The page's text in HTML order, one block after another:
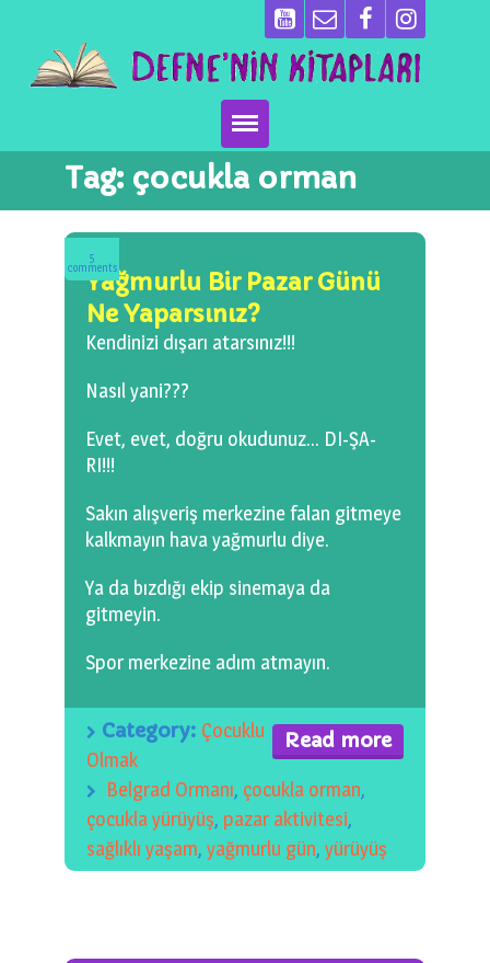
Ana Sayfa
Kitaplarımız
Ben Kimim?
Emeği Geçenler
Neler Yapıyoruz?
Basın
0 km.Bızdıklar Yazılarım
Filmlerimiz
Hadi Bize Yazın
Tag: çocukla orman
5
comments
Yağmurlu Bir Pazar Günü
Ne Yaparsınız?
Kendinizi dışarı atarsınız!!!
Nasıl yani???
Evet, evet, doğru okudunuz… DI-ŞA-
RI!!!
Sakın alışveriş merkezine falan gitmeye
kalkmayın hava yağmurlu diye.
Ya da bızdığı ekip sinemaya da
gitmeyin.
Spor merkezine adım atmayın.
Read more
Category: Çocuklu
Olmak
Belgrad Ormanı, çocukla orman,
çocukla yürüyüş, pazar aktivitesi,
sağlıklı yaşam, yağmurlu gün, yürüyüş